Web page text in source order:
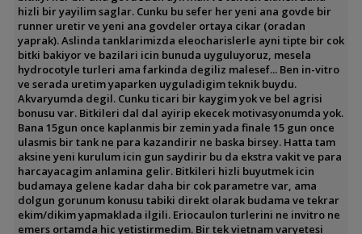
hizli bir yayilim saglar. Cunku bu sefer her yeni ana govde bir
runner uretir ve yeni ana govdeler ortaya cikar (oradan
yaprak). Aslinda tanklarimizda eleocharislerle ayni tipte bir cok
bitki bakiyor ve bazilari icin bunuda uyguluyoruz, mesela
hydrocotyle turleri ama farkinda degiliz malesef... Ben in-vitro
ve serada uretim yaparken uyguladigim teknik buydu.
Akvaryumda degil. Cunku ticari bir kaygim yok ve bel agrisi
bonusu var. Bitkileri dal dal ayirip ekecek motivasyonumda yok.
Bana 15gun once kaplanmis bir zemin yada finale 15 gun once
ulasmis bir tank ne para kazandirir ne baska birsey. Hatta tam
aksine yeni kurulum icin gun saydirir bu da ekstra vakit ve para
harcayacagim anlamina gelir. Bitkileri hizli buyutmek icin
budamaya gelene kadar daha bir cok parametre var, ama
dolgun gorunum konusu tabiki direkt olarak budama ve tekrar
ekim/dikim yapmaklada ilgili. Eriocaulon turlerini ne invitro ne
emers ortamda hic yetistirmedim. Bir tek vietnam varyetesi